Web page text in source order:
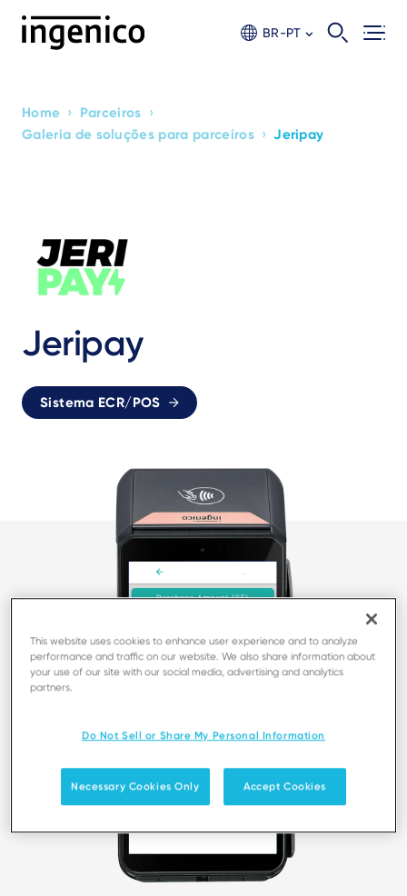
BR-PT
Breadcrumb
Home › Parceiros ›
Galeria de soluções para parceiros › Jeripay
Jeripay
Sistema ECR/POS
This website uses cookies to enhance user experience and to analyze
performance and traffic on our website. We also share information about
your use of our site with our social media, advertising and analytics
partners.
Do Not Sell or Share My Personal Information
Necessary Cookies Only Accept Cookies